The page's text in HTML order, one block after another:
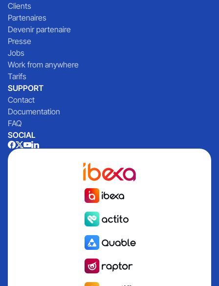
Clients
Partenaires
Devenir partenaire
Presse
Jobs
Work from anywhere
Tarifs
SUPPORT
Contact
Documentation
FAQ
SOCIAL